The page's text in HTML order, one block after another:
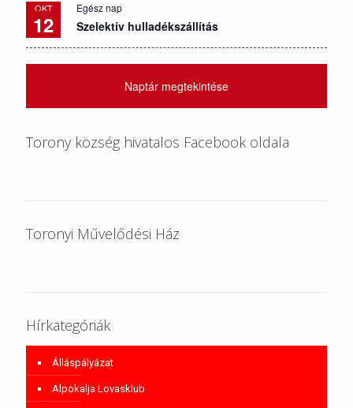
OKT
12
Egész nap
Szelektív hulladékszállítás
Naptár megtekintése
Torony község hivatalos Facebook oldala
Toronyi Művelődési Ház
Hírkategóriák
Álláspályázat
Alpokalja Lovasklub